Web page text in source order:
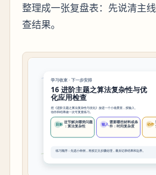
整理成一张复盘表：先说清主
查结果。